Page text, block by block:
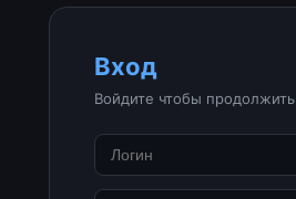
Вход
Войдите чтобы продолжить